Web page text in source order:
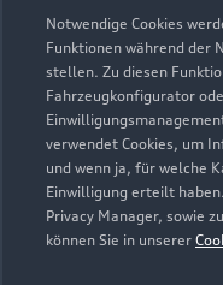
Notwendige Cookies
Funktionen während der
stellen. Zu diesen
Fahrzeugkonfigurator
verwendet Cookies, um
und wenn ja, für welche
Einwilligung erteilt
Privacy Manager, sowie
können Sie in unserer
Aktionen & Angebote
Geschäftskunden
Audi digital services
myAudi
Händlersuche
Audi Code
Häufige Fragen (FAQ)
Audi Online Beratung
Online-
Unternehmen
Karriere
Investor Relations
Presse & Media Center
Datenschutz
© 2026 AUDI AG. Alle
Impressum